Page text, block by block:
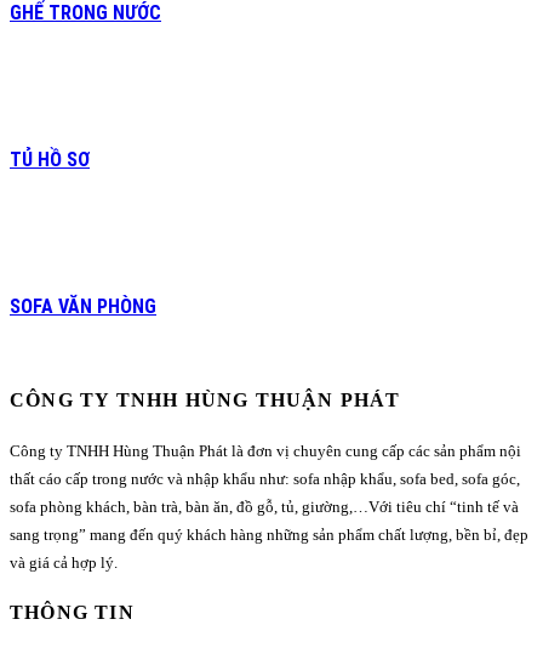
GHẾ TRONG NƯỚC
TỦ HỒ SƠ
SOFA VĂN PHÒNG
CÔNG TY TNHH HÙNG THUẬN PHÁT
Công ty TNHH Hùng Thuận Phát là đơn vị chuyên cung cấp các sản phẩm nội
thất cáo cấp trong nước và nhập khẩu như: sofa nhập khẩu, sofa bed, sofa góc,
sofa phòng khách, bàn trà, bàn ăn, đồ gỗ, tủ, giường,…Với tiêu chí “tinh tế và
sang trọng” mang đến quý khách hàng những sản phẩm chất lượng, bền bỉ, đẹp
và giá cả hợp lý.
THÔNG TIN